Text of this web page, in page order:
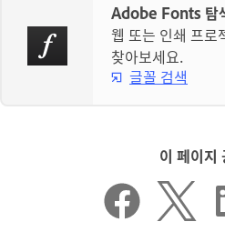
Adobe Fonts 탐
웹 또는 인쇄 프로
찾아보세요.
글꼴 검색
이 페이지